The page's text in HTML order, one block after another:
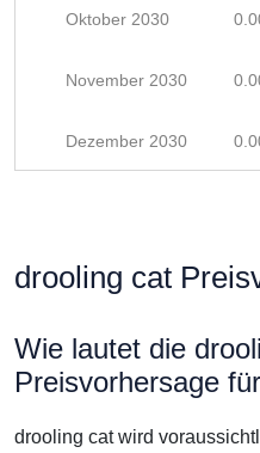
Oktober 2030
November 2030
Dezember 2030
drooling cat
Wie lautet die
Preisvorhersage
drooling cat wird